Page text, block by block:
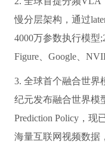
慢分层架构，通过
4000万参数执行模型
Figure、Google、
3. 全球首个融合世界
纪元发布融合世界模
Prediction Policy，
海量互联网视频数据